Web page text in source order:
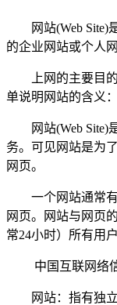
网站(Web Site)是
的企业网站或个人
上网的主要目的
单说明网站的含义：
网站(Web Site)是
务。可见网站是为
网页。
一个网站通常有自
网页。网站与网页
常24小时）所有用
中国互联网络信
网站：指有独立